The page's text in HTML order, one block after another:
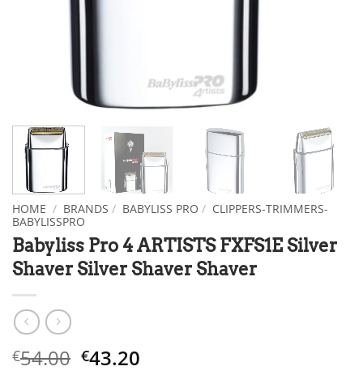
HOME / BRANDS / BABYLISS PRO / CLIPPERS-TRIMMERS-
BABYLISSPRO
Babyliss Pro 4 ARTISTS FXFS1E Silver
Shaver Silver Shaver Shaver
€54.00 Original
€43.20